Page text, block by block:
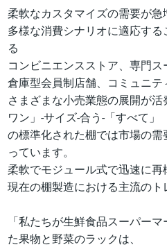
柔軟なカスタマイズの需要が急
多様な消費シナリオに適応す
る
コンビニエンスストア、専門ス
倉庫型会員制店舗、コミュニテ
さまざまな小売業態の展開が活
ワン」-サイズ-合う-「すべて」
の標準化された棚では市場の
っています。
柔軟でモジュール式で迅速に再
現在の棚製造における主流のト
「私たちが生鮮食品スーパー
た果物と野菜のラックは、